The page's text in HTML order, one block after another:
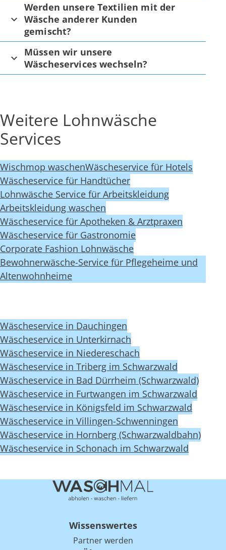
Werden unsere Textilien mit der
Wäsche anderer Kunden
gemischt?
Müssen wir unsere
Wäscheservices wechseln?
Weitere Lohnwäsche
Services
Wischmop waschenWäscheservice für Hotels
Wäscheservice für Handtücher
Lohnwäsche Service für Arbeitskleidung
Arbeitskleidung waschen
Wäscheservice für Apotheken & Arztpraxen
Wäscheservice für Gastronomie
Corporate Fashion Lohnwäsche
Bewohnerwäsche-Service für Pflegeheime und
Altenwohnheime
Wäscheservice in Dauchingen
Wäscheservice in Unterkirnach
Wäscheservice in Niedereschach
Wäscheservice in Triberg im Schwarzwald
Wäscheservice in Bad Dürrheim (Schwarzwald)
Wäscheservice in Furtwangen im Schwarzwald
Wäscheservice in Königsfeld im Schwarzwald
Wäscheservice in Villingen-Schwenningen
Wäscheservice in Hornberg (Schwarzwaldbahn)
Wäscheservice in Schonach im Schwarzwald
Wissenswertes
Partner werden